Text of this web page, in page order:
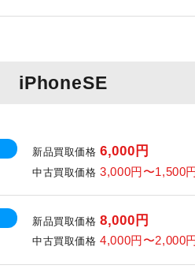
iPhoneSE
新品買取価格 6,000円
中古買取価格 3,000円〜1,500
新品買取価格 8,000円
中古買取価格 4,000円〜2,000